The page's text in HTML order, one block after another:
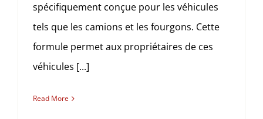
spécifiquement conçue pour les véhicules
tels que les camions et les fourgons. Cette
formule permet aux propriétaires de ces
véhicules [...]
Read More